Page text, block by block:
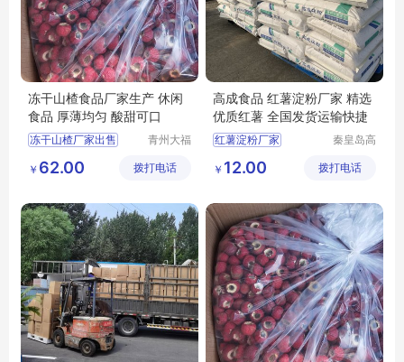
冻干山楂食品厂家生产 休闲
食品 厚薄均匀 酸甜可口
冻干山楂厂家出售
冻干山楂食品生产厂家
冻干山楂食品厂家
青州大福
展有限公
￥ 62.00 拨打电话
高成食品 红薯淀粉厂家 精选
优质红薯 全国发货运输快捷
红薯淀粉厂家
秦皇岛高
业股份有
￥ 12.00 拨打电话